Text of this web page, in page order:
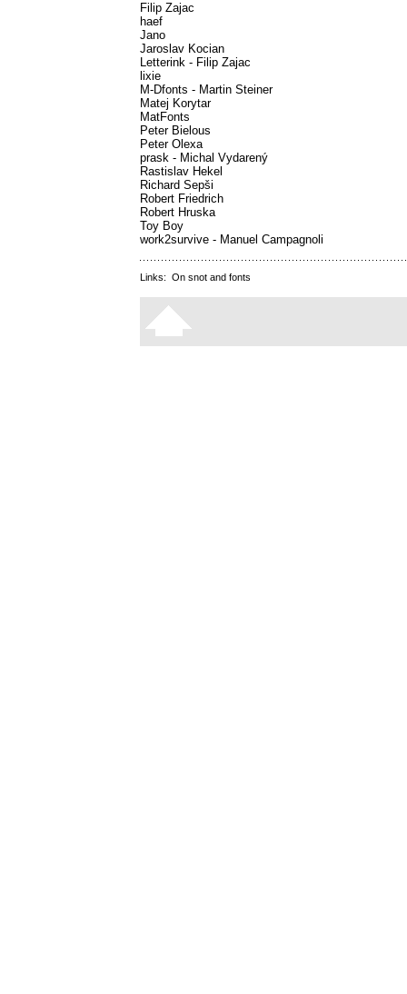
Filip Zajac
haef
Jano
Jaroslav Kocian
Letterink - Filip Zajac
lixie
M-Dfonts - Martin Steiner
Matej Korytar
MatFonts
Peter Bielous
Peter Olexa
prask - Michal Vydarený
Rastislav Hekel
Richard Sepši
Robert Friedrich
Robert Hruska
Toy Boy
work2survive - Manuel Campagnoli
Links: On snot and fonts